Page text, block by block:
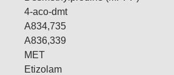
4-aco-dmt
A834,735
A836,339
MET
Etizolam